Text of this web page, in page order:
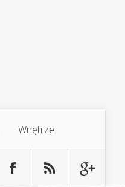
Wnętrze